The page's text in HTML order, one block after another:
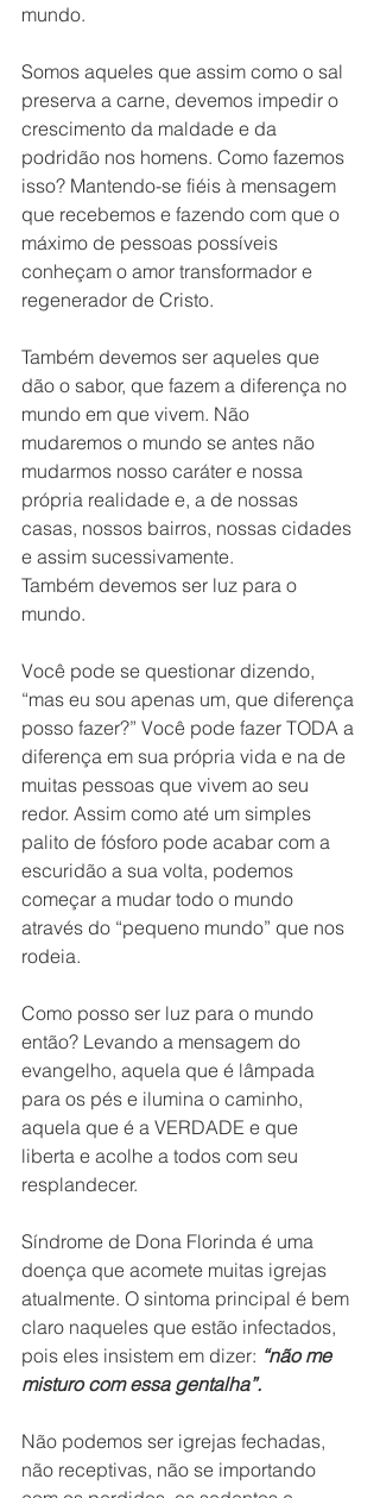
mundo.
Somos aqueles que assim como o sal
preserva a carne, devemos impedir o
crescimento da maldade e da
podridão nos homens. Como fazemos
isso? Mantendo-se fiéis à mensagem
que recebemos e fazendo com que o
máximo de pessoas possíveis
conheçam o amor transformador e
regenerador de Cristo.
Também devemos ser aqueles que
dão o sabor, que fazem a diferença no
mundo em que vivem. Não
mudaremos o mundo se antes não
mudarmos nosso caráter e nossa
própria realidade e, a de nossas
casas, nossos bairros, nossas cidades
e assim sucessivamente.
Também devemos ser luz para o
mundo.
Você pode se questionar dizendo,
“mas eu sou apenas um, que diferença
posso fazer?” Você pode fazer TODA a
diferença em sua própria vida e na de
muitas pessoas que vivem ao seu
redor. Assim como até um simples
palito de fósforo pode acabar com a
escuridão a sua volta, podemos
começar a mudar todo o mundo
através do “pequeno mundo” que nos
rodeia.
Como posso ser luz para o mundo
então? Levando a mensagem do
evangelho, aquela que é lâmpada
para os pés e ilumina o caminho,
aquela que é a VERDADE e que
liberta e acolhe a todos com seu
resplandecer.
Síndrome de Dona Florinda é uma
doença que acomete muitas igrejas
atualmente. O sintoma principal é bem
claro naqueles que estão infectados,
pois eles insistem em dizer: “não me
misturo com essa gentalha”.
Não podemos ser igrejas fechadas,
não receptivas, não se importando